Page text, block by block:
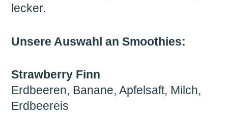
lecker.
Unsere Auswahl an Smoothies:
Strawberry Finn
Erdbeeren, Banane, Apfelsaft, Milch,
Erdbeereis